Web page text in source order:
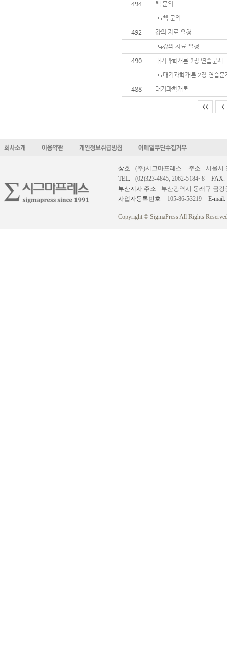
494
책 문의
책 문의
492
강의 자료 요청
강의 자료 요청
490
대기과학개론 2장 연습문제
대기과학개론 2장 연습문
488
대기과학개론
<< <
상호 (주)시그마프레스 주소
서울시
TEL.
(02)323-4845, 2062-5184~8
FAX.
부산지사 주소
부산광역시 동래구 금강
사업자등록번호
105-86-53219 E-mail.
Copyright © SigmaPress All Rights